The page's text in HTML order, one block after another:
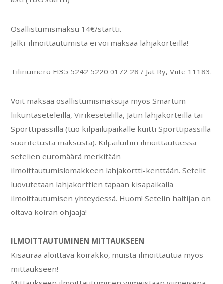
Osallistumismaksu 14€/startti.
Jälki-ilmoittautumista ei voi maksaa lahjakorteilla!
Tilinumero FI35 5242 5220 0172 28 / Jat Ry, Viite 11183.
Voit maksaa osallistumismaksuja myös Smartum-
liikuntaseteleillä, Virikesetelillä, Jatin lahjakorteilla tai
Sporttipassilla (tuo kilpailupaikalle kuitti Sporttipassilla
suoritetusta maksusta). Kilpailuihin ilmoittautuessa
setelien euromäärä merkitään
ilmoittautumislomakkeen lahjakortti-kenttään. Setelit
luovutetaan lahjakorttien tapaan kisapaikalla
ilmoittautumisen yhteydessä. Huom! Setelin haltijan on
oltava koiran ohjaaja!
ILMOITTAUTUMINEN MITTAUKSEEN
Kisauraa aloittava koirakko, muista ilmoittautua myös
mittaukseen!